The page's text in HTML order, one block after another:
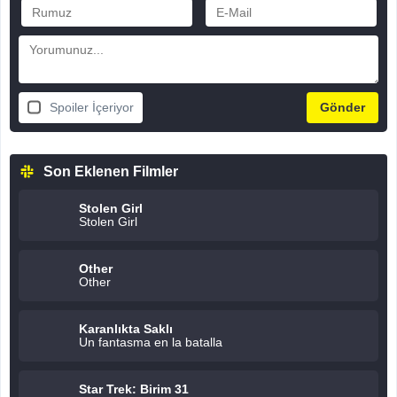
Spoiler İçeriyor
Son Eklenen Filmler
Stolen Girl
Stolen Girl
Other
Other
Karanlıkta Saklı
Un fantasma en la batalla
Star Trek: Birim 31